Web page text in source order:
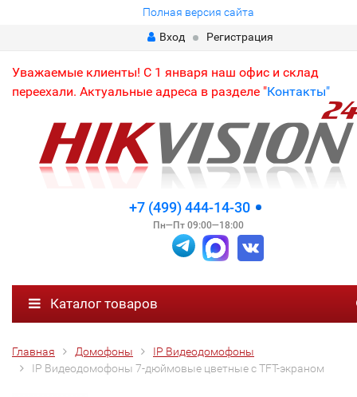
Полная версия сайта
Вход
Регистрация
Уважаемые клиенты! С 1 января наш офис и склад
переехали. Актуальные адреса в разделе "Контакты"
+7 (499) 444-14-30
Пн—Пт 09:00—18:00
Каталог товаров
Главная Домофоны
IP Видеодомофоны
IP Видеодомофоны 7-дюймовые цветные с TFT-экраном